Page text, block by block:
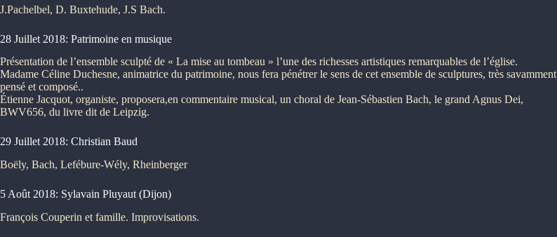
J.Pachelbel, D. Buxtehude, J.S Bach.
28 Juillet 2018: Patrimoine en musique
Présentation de l’ensemble sculpté de « La mise au tombeau » l’une des richesses artistiques remarquables de l’église.
Madame Céline Duchesne, animatrice du patrimoine, nous fera pénétrer le sens de cet ensemble de sculptures, très savamment
pensé et composé..
Étienne Jacquot, organiste, proposera,en commentaire musical, un choral de Jean-Sébastien Bach, le grand Agnus Dei,
BWV656, du livre dit de Leipzig.
29 Juillet 2018: Christian Baud
Boëly, Bach, Lefébure-Wély, Rheinberger
5 Août 2018: Sylavain Pluyaut (Dijon)
François Couperin et famille. Improvisations.